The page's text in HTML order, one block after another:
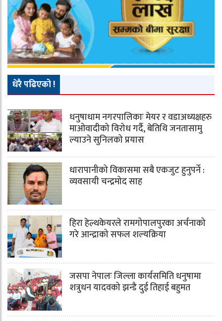
धेरै पढिएको !
धनुषाधाम नगरपालिकाः मेयर र वडाअध्यक्षहरु
माओवादीको विरोध गर्दै, बेतिथि जनतासामु
ल्याउने सुनिलको प्रयास
धारापानीको विकासमा सबै एकजुट हुनुपर्ने :
व्यवसायी चन्द्रमोद साह
हिरा हेल्थकेयरले रामगोपालपुरका अर्चनाको
गरे आन्द्राको सफल शल्यक्रिया
जसपा नेपालः जिल्ला कार्यसमिति धनुषामा
शत्रुधन यादवको झन्डै दुई तिहाई बहुमत